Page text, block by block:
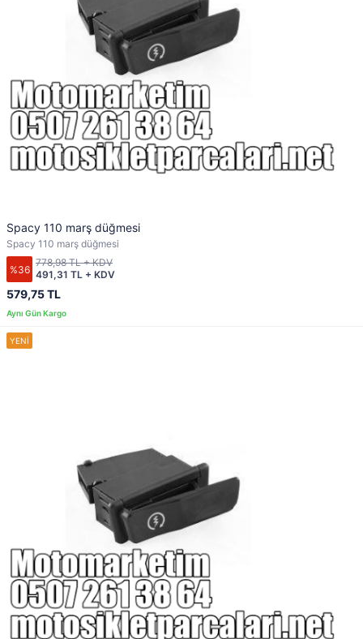
Spacy 110 marş düğmesi
Spacy 110 marş düğmesi
%36
579,75 TL
491,31 TL + KDV
778,98 TL + KDV